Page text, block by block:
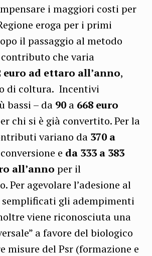
i maggiori costi per
eroga per i primi
il passaggio al metodo
contributo che varia
euro ad ettaro all’anno,
di coltura. Incentivi
bassi – da 90 a 668 euro
chi si è già convertito. Per la
variano da 370 a
e da 333 a 383
all’anno per il
Per agevolare l’adesione al
gli adempimenti
viene riconosciuta una
a favore del biologico
misure del Psr (formazione e